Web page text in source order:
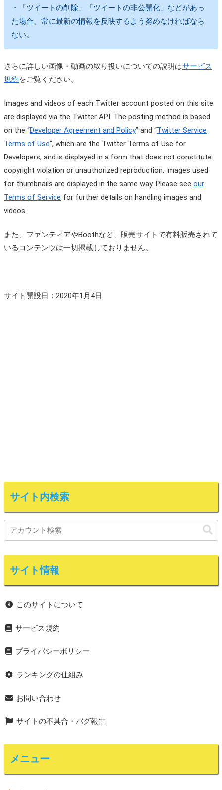
・「ツイートの削除」「ツイートの非公開化」などがあっ
た場合、常に最新の情報を反映するよう努めなければなら
ない。
さらに詳しい画像・動画の取り扱いについての説明はサービス
規約をご覧ください。
Images and videos of each Twitter account posted on this site
are displayed via the Twitter API. The posting method is based
on the “Developer Agreement and Policy” and “Twitter Service
Terms of Use“, which are the Twitter Terms of Use for
Developers, and is displayed in a form that does not constitute
copyright violation or unauthorized reproduction. Images used
for thumbnails are displayed in the same way. Please see our
Terms of Service for further details on handling images and
videos.
また、ファンティアやBoothなど、販売サイトで有料販売されて
いるコンテンツは一切掲載しておりません。
サイト開設日：2020年1月4日
サイト内検索
サイト情報
このサイトについて
サービス規約
プライバシーポリシー
ランキングの仕組み
お問い合わせ
サイトの不具合・バグ報告
メニュー